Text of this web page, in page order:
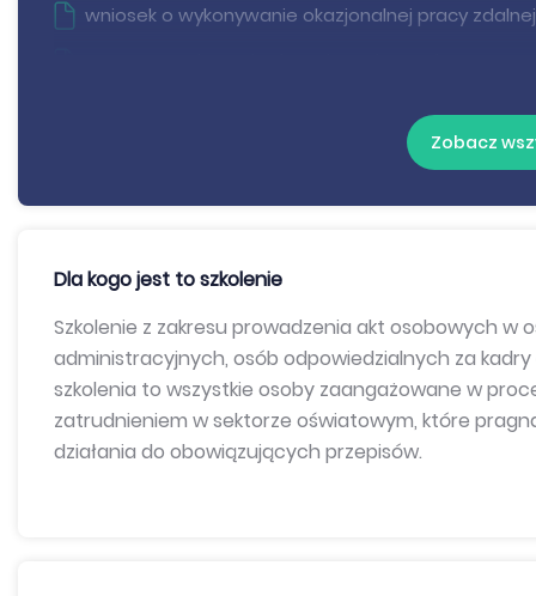
wniosek o wykonywanie okazjonalnej pracy zdalnej
oświadczenie o zastosowaniu monitoringu w
klauzula informacyjna RODO
kwestionariusz osobowy dla pracownika
Zobacz
Dla kogo jest to szkolenie
Szkolenie z zakresu prowadzenia akt osobowych w
administracyjnych, osób odpowiedzialnych za
szkolenia to wszystkie osoby zaangażowane w
zatrudnieniem w sektorze oświatowym, które
działania do obowiązujących przepisów.